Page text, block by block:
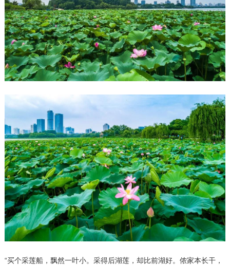
“买个采莲船，飘然一叶小。采得后湖莲，却比前湖好。侬家本长干，